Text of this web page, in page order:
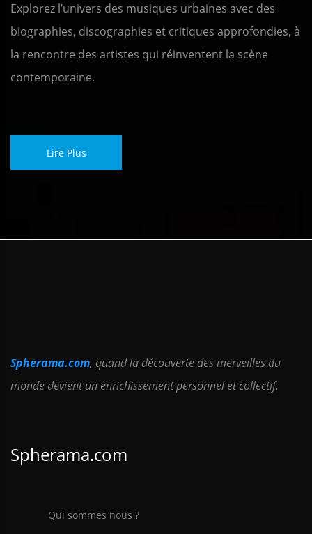
Explorez l’univers des musiques urbaines avec des
biographies, discographies et critiques approfondies, à
la rencontre des artistes qui réinventent la scène
contemporaine.
Lire Plus
Spherama.com, quand la découverte des merveilles du
monde devient un enrichissement personnel et collectif.
Spherama.com
Qui sommes nous ?